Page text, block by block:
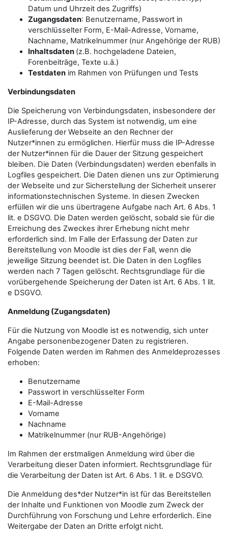
Datum und Uhrzeit des Zugriffs)
Zugangsdaten: Benutzername, Passwort in
verschlüsselter Form, E-Mail-Adresse, Vorname,
Nachname, Matrikelnummer (nur Angehörige der RUB)
Inhaltsdaten (z.B. hochgeladene Dateien,
Forenbeiträge, Texte u.ä.)
Testdaten im Rahmen von Prüfungen und Tests
Verbindungsdaten
Die Speicherung von Verbindungsdaten, insbesondere der
IP-Adresse, durch das System ist notwendig, um eine
Auslieferung der Webseite an den Rechner der
Nutzer*innen zu ermöglichen. Hierfür muss die IP-Adresse
der Nutzer*innen für die Dauer der Sitzung gespeichert
bleiben. Die Daten (Verbindungsdaten) werden ebenfalls in
Logfiles gespeichert. Die Daten dienen uns zur Optimierung
der Webseite und zur Sicherstellung der Sicherheit unserer
informationstechnischen Systeme. In diesen Zwecken
erfüllen wir die uns übertragene Aufgabe nach Art. 6 Abs. 1
lit. e DSGVO. Die Daten werden gelöscht, sobald sie für die
Erreichung des Zweckes ihrer Erhebung nicht mehr
erforderlich sind. Im Falle der Erfassung der Daten zur
Bereitstellung von Moodle ist dies der Fall, wenn die
jeweilige Sitzung beendet ist. Die Daten in den Logfiles
werden nach 7 Tagen gelöscht. Rechtsgrundlage für die
vorübergehende Speicherung der Daten ist Art. 6 Abs. 1 lit.
e DSGVO.
Anmeldung (Zugangsdaten)
Für die Nutzung von Moodle ist es notwendig, sich unter
Angabe personenbezogener Daten zu registrieren.
Folgende Daten werden im Rahmen des Anmeldeprozesses
erhoben:
Benutzername
Passwort in verschlüsselter Form
E-Mail-Adresse
Vorname
Nachname
Matrikelnummer (nur RUB-Angehörige)
Im Rahmen der erstmaligen Anmeldung wird über die
Verarbeitung dieser Daten informiert. Rechtsgrundlage für
die Verarbeitung der Daten ist Art. 6 Abs. 1 lit. e DSGVO.
Die Anmeldung des*der Nutzer*in ist für das Bereitstellen
der Inhalte und Funktionen von Moodle zum Zweck der
Durchführung von Forschung und Lehre erforderlich. Eine
Weitergabe der Daten an Dritte erfolgt nicht.